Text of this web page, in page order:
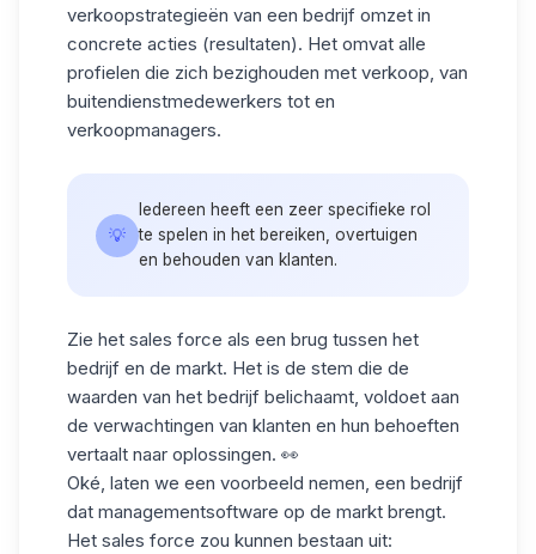
verkoopstrategieën van een bedrijf omzet in
concrete acties (resultaten). Het omvat alle
profielen die zich bezighouden met verkoop, van
buitendienstmedewerkers tot en
verkoopmanagers.
💡
Iedereen heeft een zeer specifieke rol
te spelen in het bereiken, overtuigen
en behouden van klanten.
Zie het sales force als een brug tussen het
bedrijf en de markt. Het is de stem die de
waarden van het bedrijf belichaamt, voldoet aan
de verwachtingen van klanten en hun behoeften
vertaalt naar oplossingen. 👀
Oké, laten we een voorbeeld nemen, een bedrijf
dat managementsoftware op de markt brengt.
Het sales force zou kunnen bestaan uit: